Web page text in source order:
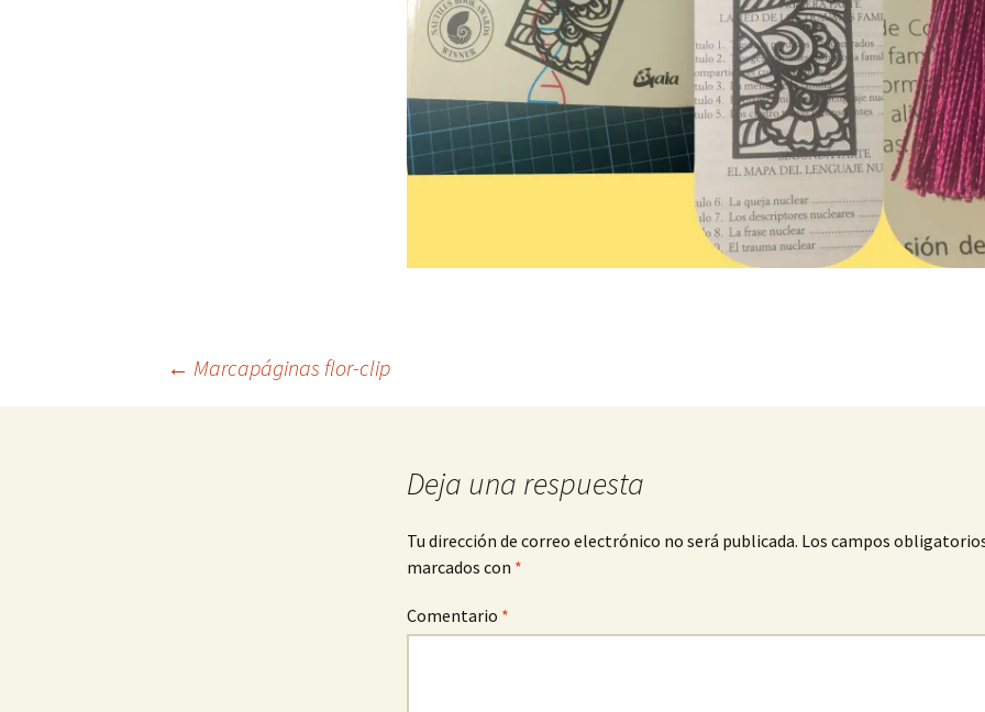
Navegación
← Marcapáginas flor-clip
Deja una respuesta
Tu dirección de correo electrónico no será publicada. Los campos
marcados con *
Comentario *